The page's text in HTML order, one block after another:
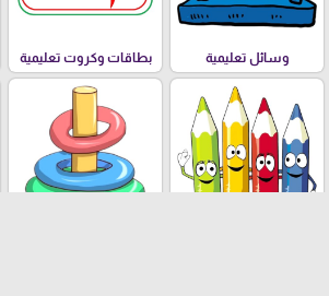
وسائل تعليمية بطاقات وكروت تعليمية